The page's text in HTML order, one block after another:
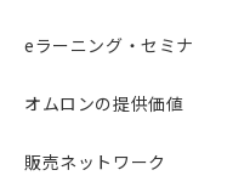
eラーニング・セミナ
オムロンの提供価値
販売ネットワーク